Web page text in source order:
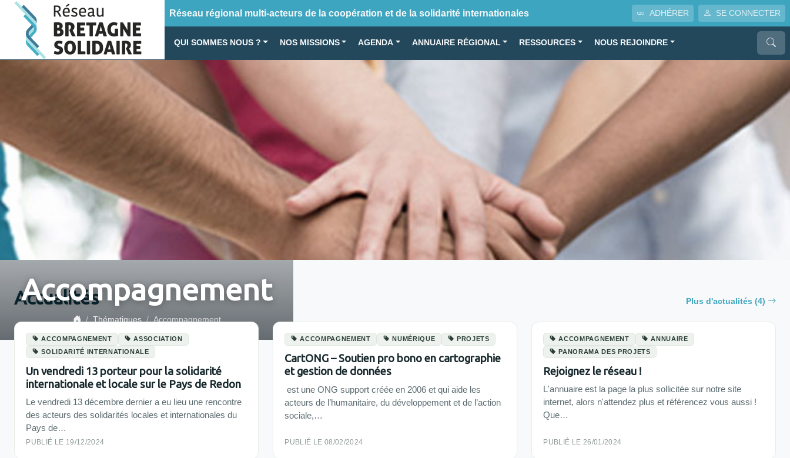
Réseau régional multi-acteurs de la coopération et de la solidarité internationales ADHÉRER SE CONNECTER
QUI SOMMES NOUS ? NOS MISSIONS AGENDA ANNUAIRE RÉGIONAL RESSOURCES NOUS REJOINDRE
Accompagnement
Thématiques Accompagnement
Actualités Plus d'actualités (4)
ACCOMPAGNEMENT
ASSOCIATION
SOLIDARITÉ INTERNATIONALE
Un vendredi 13 porteur pour la solidarité
internationale et locale sur le Pays de Redon
Le vendredi 13 décembre dernier a eu lieu une rencontre
des acteurs des solidarités locales et internationales du
Pays de…
PUBLIÉ LE 19/12/2024
ACCOMPAGNEMENT NUMÉRIQUE PROJETS
CartONG – Soutien pro bono en cartographie
et gestion de données
est une ONG support créée en 2006 et qui aide les
acteurs de l’humanitaire, du développement et de l’action
sociale,…
PUBLIÉ LE 08/02/2024
ACCOMPAGNEMENT
ANNUAIRE
PANORAMA DES PROJETS
Rejoignez le réseau !
L'annuaire est la page la plus sollicitée sur notre site
internet, alors n'attendez plus et référencez vous aussi !
Que…
PUBLIÉ LE 26/01/2024